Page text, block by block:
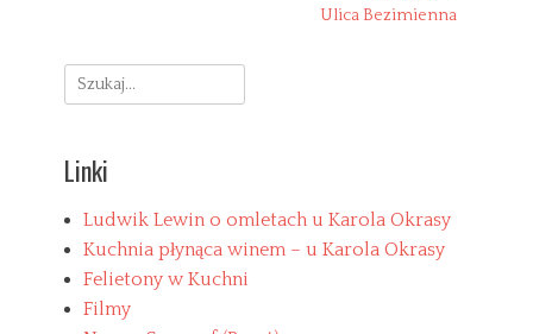
s
Ulica Bezimienna
Search
for:
Linki
Ludwik Lewin o omletach u Karola Okrasy
Kuchnia płynąca winem – u Karola Okrasy
Felietony w Kuchni
Filmy